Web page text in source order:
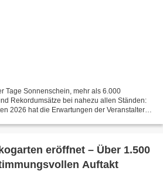
Tage Sonnenschein, mehr als 6.000
Rekordumsätze bei nahezu allen Ständen:
2026 hat die Erwartungen der Veranstalter
eröffnet – Über 1.500
Auftakt